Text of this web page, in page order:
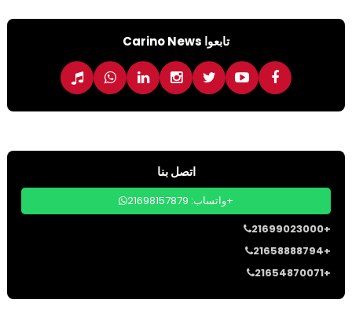
تابعوا Carino News
اتصل بنا
واتساب: 21698157879+
21699023000+
21658888794+
21654870071+